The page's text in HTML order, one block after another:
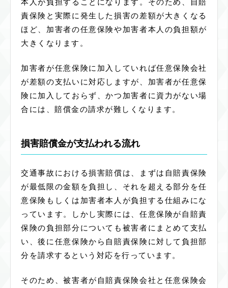
責保険と実際に発生した損害の差額が大きくなる
ほど、加害者の任意保険や加害者本人の負担額が
大きくなります。
加害者が任意保険に加入していれば任意保険会社
が差額の支払いに対応しますが、加害者が任意保
険に加入しておらず、かつ加害者に資力がない場
合には、賠償金の請求が難しくなります。
損害賠償金が支払われる流れ
交通事故における損害賠償は、まずは自賠責保険
が最低限の金額を負担し、それを超える部分を任
意保険もしくは加害者本人が負担する仕組みにな
っています。しかし実際には、任意保険が自賠責
保険の負担部分についても被害者にまとめて支払
い、後に任意保険から自賠責保険に対して負担部
分を請求するという対応を行っています。
そのため、被害者が自賠責保険会社と任意保険会